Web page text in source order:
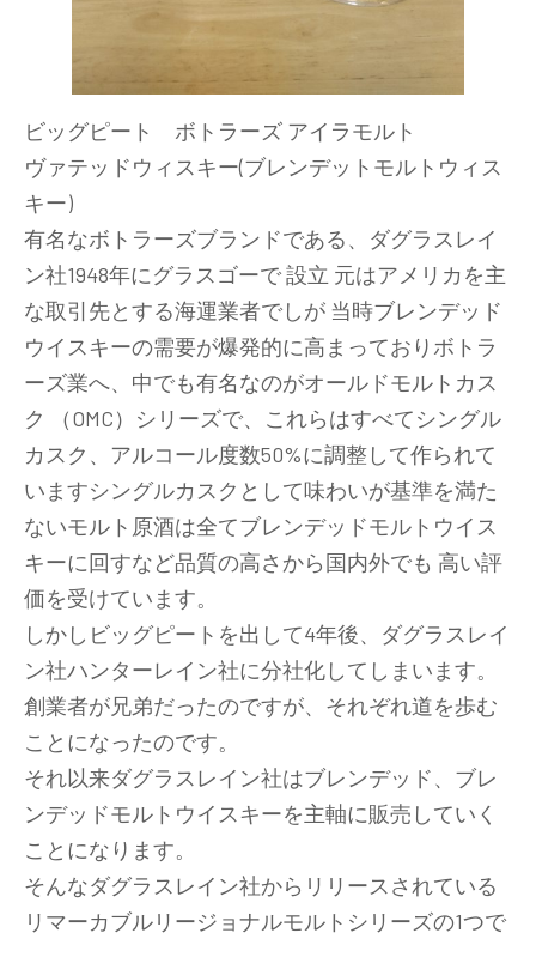
ビッグピート ボトラーズ アイラモルト
ヴァテッドウィスキー(ブレンデットモルトウィス
キー)
有名なボトラーズブランドである、ダグラスレイ
ン社1948年にグラスゴーで 設立 元はアメリカを主
な取引先とする海運業者でしが 当時ブレンデッド
ウイスキーの需要が爆発的に高まっておりボトラ
ーズ業へ、中でも有名なのがオールドモルトカス
ク （OMC）シリーズで、これらはすべてシングル
カスク、アルコール度数50%に調整して作られて
いますシングルカスクとして味わいが基準を満た
ないモルト原酒は全てブレンデッドモルトウイス
キーに回すなど品質の高さから国内外でも 高い評
価を受けています。
しかしビッグピートを出して4年後、ダグラスレイ
ン社ハンターレイン社に分社化してしまいます。
創業者が兄弟だったのですが、それぞれ道を歩む
ことになったのです。
それ以来ダグラスレイン社はブレンデッド、ブレ
ンデッドモルトウイスキーを主軸に販売していく
ことになります。
そんなダグラスレイン社からリリースされている
リマーカブルリージョナルモルトシリーズの1つで